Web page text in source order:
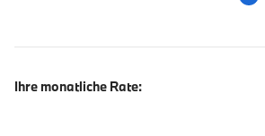
Ihre monatliche Rate: